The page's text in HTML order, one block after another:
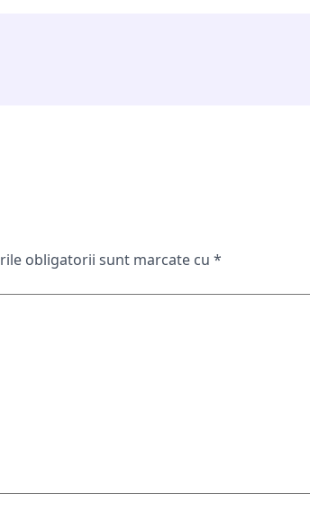
obligatorii sunt marcate cu *